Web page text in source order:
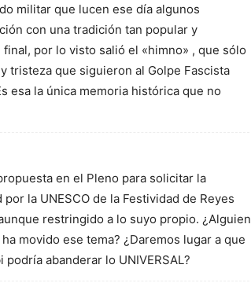
militar que lucen ese día algunos
con una tradición tan popular y
final, por lo visto salió el «himno» , que sólo
tristeza que siguieron al Golpe Fascista
esa la única memoria histórica que no
en el Pleno para solicitar la
la UNESCO de la Festividad de Reyes
restringido a lo suyo propio. ¿Alguien
movido ese tema? ¿Daremos lugar a que
abanderar lo UNIVERSAL?